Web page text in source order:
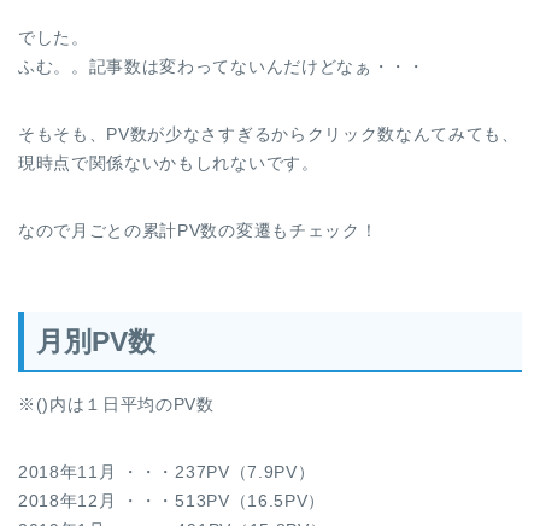
でした。
ふむ。。記事数は変わってないんだけどなぁ・・・
そもそも、PV数が少なさすぎるからクリック数なんてみても、
現時点で関係ないかもしれないです。
なので月ごとの累計PV数の変遷もチェック！
月別PV数
※()内は１日平均のPV数
2018年11月 ・・・237PV（7.9PV）
2018年12月 ・・・513PV（16.5PV）